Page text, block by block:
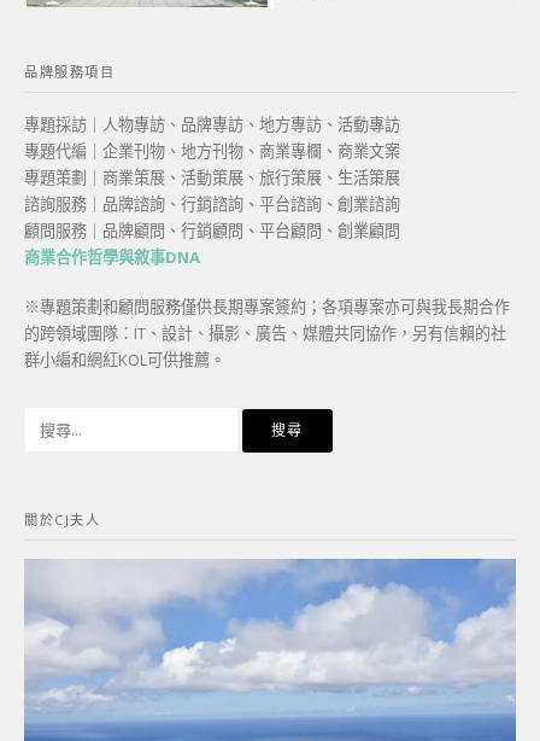
品牌服務項目
專題採訪｜人物專訪、品牌專訪、地方專訪、活動專訪
專題代編｜企業刊物、地方刊物、商業專欄、商業文案
專題策劃｜商業策展、活動策展、旅行策展、生活策展
諮詢服務｜品牌諮詢、行銷諮詢、平台諮詢、創業諮詢
顧問服務｜品牌顧問、行銷顧問、平台顧問、創業顧問
商業合作哲學與敘事DNA
※專題策劃和顧問服務僅供長期專案簽約；各項專案亦可與我長期合作
的跨領域團隊：IT、設計、攝影、廣告、媒體共同協作，另有信賴的社
群小編和網紅KOL可供推薦。
字:
關於CJ夫人